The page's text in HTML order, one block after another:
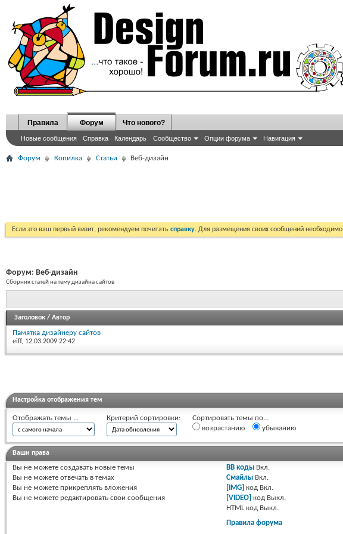
Правила Форум
Новые сообщения Справка Календарь Сообщество Опции форума Навигация
Что нового?
Форум Копилка Статьи Веб-дизайн
Если это ваш первый визит, рекомендуем почитать справку. Для размещения своих сообщений необходимо
Форум: Веб-дизайн
Сборник статей на тему дизайна сайтов
Заголовок / Автор
Памятка дизайнеру сайтов
eiff, 12.03.2009 22:42
Настройка отображения тем
Отображать темы ... Критерий сортировки:
Сортировать темы по...
возрастанию
убыванию
Ваши права
Вы не можете создавать новые темы
Вы не можете отвечать в темах
Вы не можете прикреплять вложения
Вы не можете редактировать свои сообщения
BB коды Вкл.
Смайлы Вкл.
[IMG] код Вкл.
[VIDEO] код Выкл.
HTML код Выкл.
Правила форума